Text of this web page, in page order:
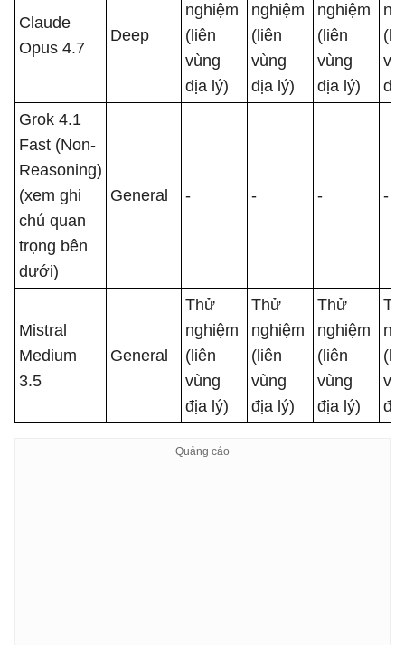
Claude
Opus 4.7
Deep
nghiệm
(liên
vùng
địa lý)
nghiệm
(liên
vùng
địa lý)
nghiệm
(liên
vùng
địa lý)
Grok 4.1
Fast (Non-
Reasoning)
(xem ghi
chú quan
trọng bên
dưới)
General - - - -
Mistral
Medium
3.5
General
Thử
nghiệm
(liên
vùng
địa lý)
Thử
nghiệm
(liên
vùng
địa lý)
Thử
nghiệm
(liên
vùng
địa lý)